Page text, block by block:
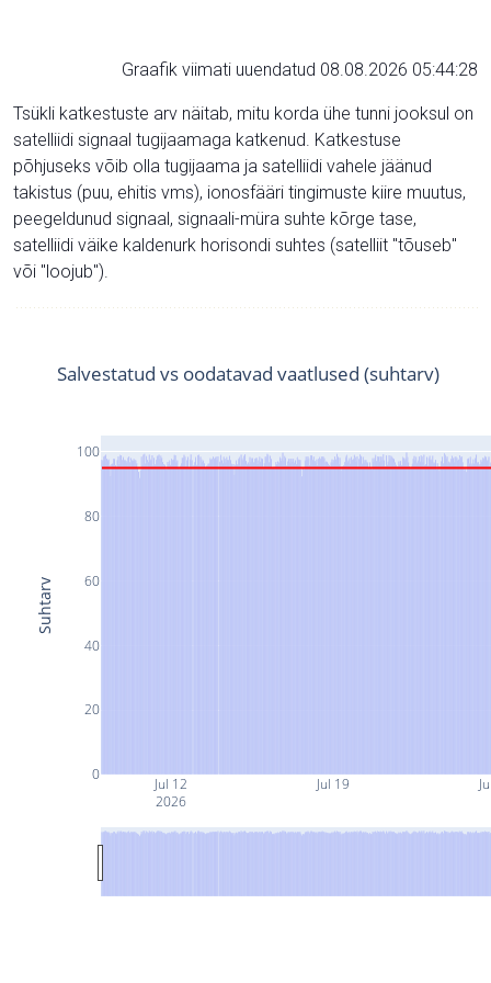
Graafik viimati uuendatud 08.08.2026 05:44:28
Tsükli katkestuste arv näitab, mitu korda ühe tunni jooksul on
satelliidi signaal tugijaamaga katkenud. Katkestuse
põhjuseks võib olla tugijaama ja satelliidi vahele jäänud
takistus (puu, ehitis vms), ionosfääri tingimuste kiire muutus,
peegeldunud signaal, signaali-müra suhte kõrge tase,
satelliidi väike kaldenurk horisondi suhtes (satelliit "tõuseb"
või "loojub").
Jul 12
2026
Jul 19
0
20
40
60
80
100
Salvestatud vs oodatavad vaatlused (suhtarv)
Suhtarv